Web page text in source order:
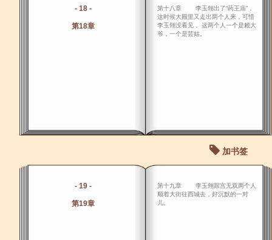
- 18 -
第18章
第十八章 李玉翎出了“药王庙”，
这时候大殿里又走出两个人来，可惜
李玉翎没看见， 这两个人一个是赖大
爷，一个是芸姑。
加书签
- 19 -
第19章
第十九章 李玉翎跟宫无双两个人
顺着大街往西城去，好沉默的一对
儿。